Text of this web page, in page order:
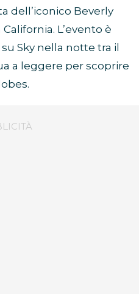
dell’iconico Beverly
L’evento è
Sky nella notte tra il
a leggere per scoprire